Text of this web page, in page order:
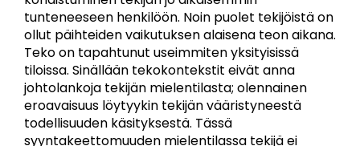
tunteneeseen henkilöön. Noin puolet tekijöistä on
ollut päihteiden vaikutuksen alaisena teon aikana.
Teko on tapahtunut useimmiten yksityisissä
tiloissa. Sinällään tekokontekstit eivät anna
johtolankoja tekijän mielentilasta; olennainen
eroavaisuus löytyykin tekijän vääristyneestä
todellisuuden käsityksestä. Tässä
syyntakeettomuuden mielentilassa tekijä ei